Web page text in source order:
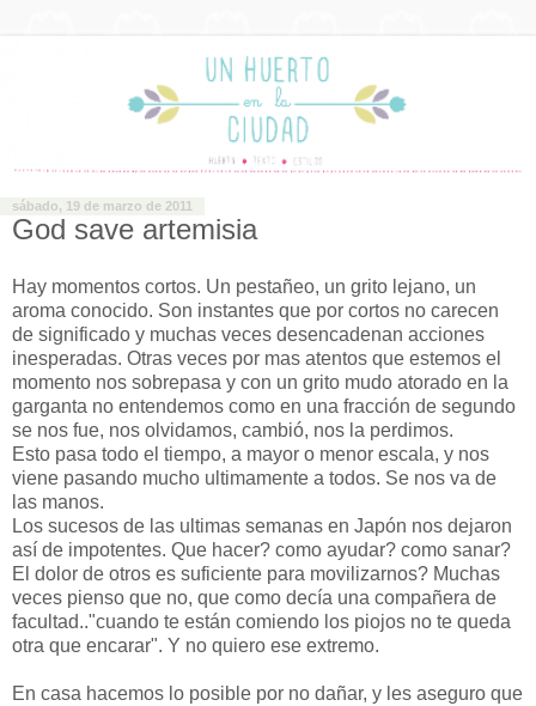
sábado, 19 de marzo de 2011
God save artemisia
Hay momentos cortos. Un pestañeo, un grito lejano, un
aroma conocido. Son instantes que por cortos no carecen
de significado y muchas veces desencadenan acciones
inesperadas. Otras veces por mas atentos que estemos el
momento nos sobrepasa y con un grito mudo atorado en la
garganta no entendemos como en una fracción de segundo
se nos fue, nos olvidamos, cambió, nos la perdimos.
Esto pasa todo el tiempo, a mayor o menor escala, y nos
viene pasando mucho ultimamente a todos. Se nos va de
las manos.
Los sucesos de las ultimas semanas en Japón nos dejaron
así de impotentes. Que hacer? como ayudar? como sanar?
El dolor de otros es suficiente para movilizarnos? Muchas
veces pienso que no, que como decía una compañera de
facultad.."cuando te están comiendo los piojos no te queda
otra que encarar". Y no quiero ese extremo.
En casa hacemos lo posible por no dañar, y les aseguro que